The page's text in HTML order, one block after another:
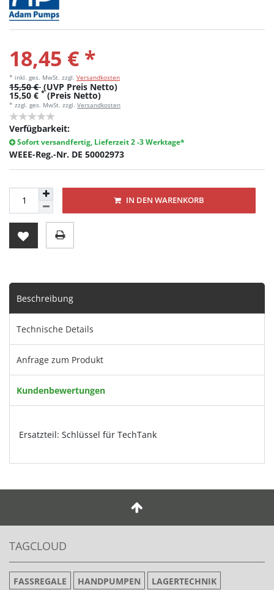
18,45 € *
* inkl. ges. MwSt. zzgl. Versandkosten
15,50 € (UVP Preis Netto)
15,50 € * (Preis Netto)
* zzgl. ges. MwSt. zzgl. Versandkosten
Verfügbarkeit:
Sofort versandfertig, Lieferzeit 2 -3 Werktage*
WEEE-Reg.-Nr. DE 50002973
IN DEN WARENKORB
Beschreibung
Technische Details
Anfrage zum Produkt
Kundenbewertungen
Ersatzteil: Schlüssel für TechTank
TAGCLOUD
FASSREGALE HANDPUMPEN
LAGERTECHNIK